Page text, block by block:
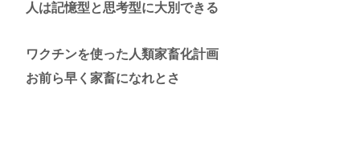
人は記憶型と思考型に大別できる
ワクチンを使った人類家畜化計画
お前ら早く家畜になれとさ